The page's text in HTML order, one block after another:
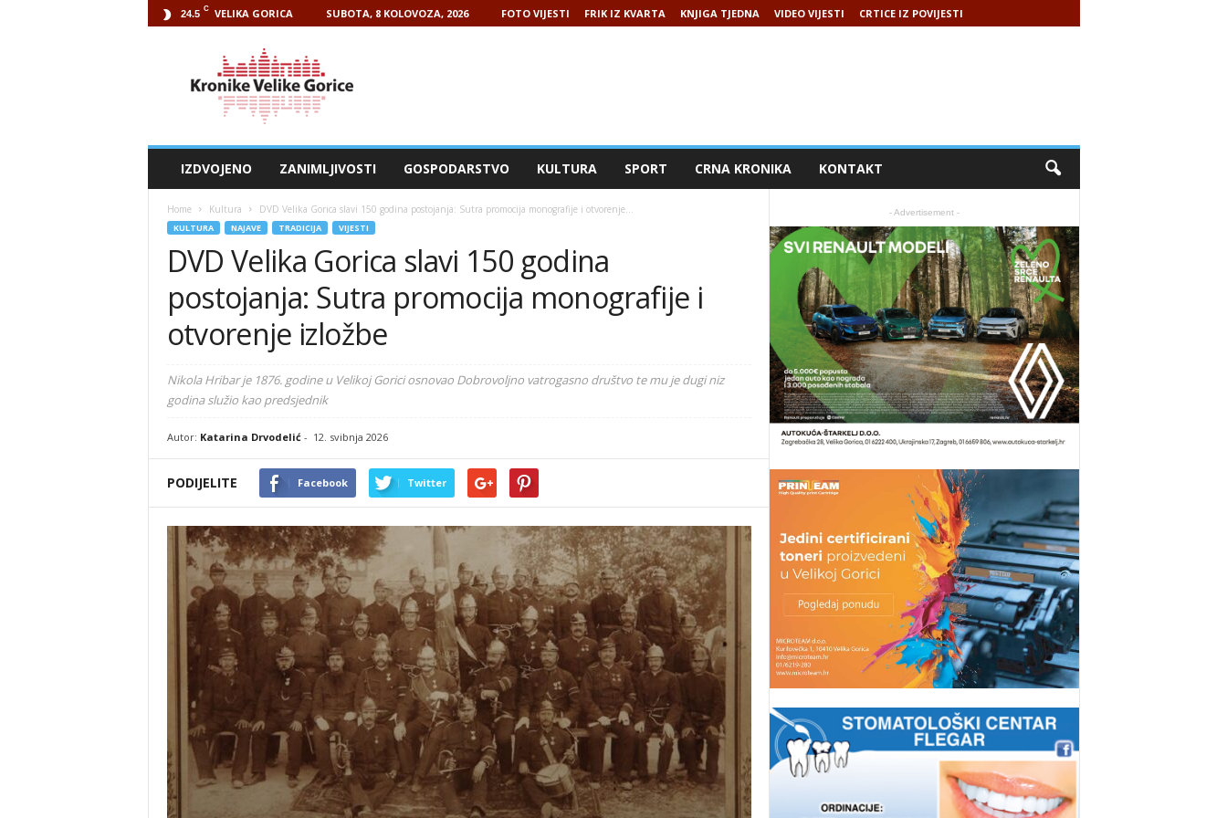
24.5 C VELIKA GORICA SUBOTA, 8 KOLOVOZA, 2026 FOTO VIJESTI FRIK IZ KVARTA KNJIGA TJEDNA VIDEO VIJESTI CRTICE IZ POVIJESTI
IZDVOJENO ZANIMLJIVOSTI GOSPODARSTVO KULTURA SPORT CRNA KRONIKA KONTAKT
Home Kultura DVD Velika Gorica slavi 150 godina postojanja: Sutra promocija monografije i otvorenje...
KULTURA NAJAVE TRADICIJA VIJESTI
DVD Velika Gorica slavi 150 godina
postojanja: Sutra promocija monografije i
otvorenje izložbe
Nikola Hribar je 1876. godine u Velikoj Gorici osnovao Dobrovoljno vatrogasno društvo te mu je dugi niz
godina služio kao predsjednik
Autor: Katarina Drvodelić- 12. svibnja 2026
PODIJELITE Facebook Twitter
- Advertisement -